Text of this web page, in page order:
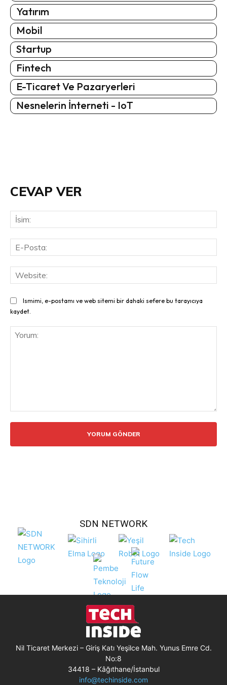
Yatırım
Mobil
Startup
Fintech
E-Ticaret Ve Pazaryerleri
Nesnelerin İnterneti - IoT
CEVAP VER
Ismimi, e-postamı ve web sitemi bir dahaki sefere bu tarayıcıya
kaydet.
SDN NETWORK
Nil Ticaret Merkezi – Giriş Katı Yeşilce Mah. Yunus Emre Cd.
No:8
34418 – Kâğıthane/İstanbul
info@techinside.com